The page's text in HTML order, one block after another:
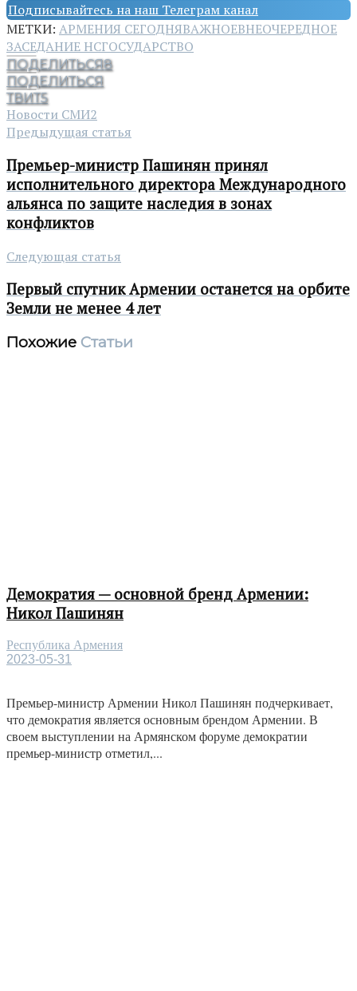
Подписывайтесь на наш Телеграм канал
МЕТКИ: АРМЕНИЯ СЕГОДНЯВАЖНОЕВНЕОЧЕРЕДНОЕ
ЗАСЕДАНИЕ НСГОСУДАРСТВО
ПОДЕЛИТЬСЯ8
ПОДЕЛИТЬСЯ
ТВИТ5
Новости СМИ2
Предыдущая статья
Премьер-министр Пашинян принял
исполнительного директора Международного
альянса по защите наследия в зонах
конфликтов
Следующая статья
Первый спутник Армении останется на орбите
Земли не менее 4 лет
Похожие Статьи
Демократия — основной бренд Армении:
Никол Пашинян
Республика Армения
2023-05-31
Премьер-министр Армении Никол Пашинян подчеркивает,
что демократия является основным брендом Армении. В
своем выступлении на Армянском форуме демократии
премьер-министр отметил,...